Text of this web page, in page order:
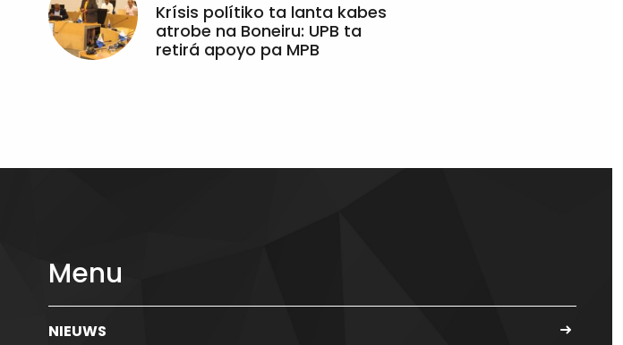
Krísis polítiko ta lanta kabes
atrobe na Boneiru: UPB ta
retirá apoyo pa MPB
Menu
NIEUWS